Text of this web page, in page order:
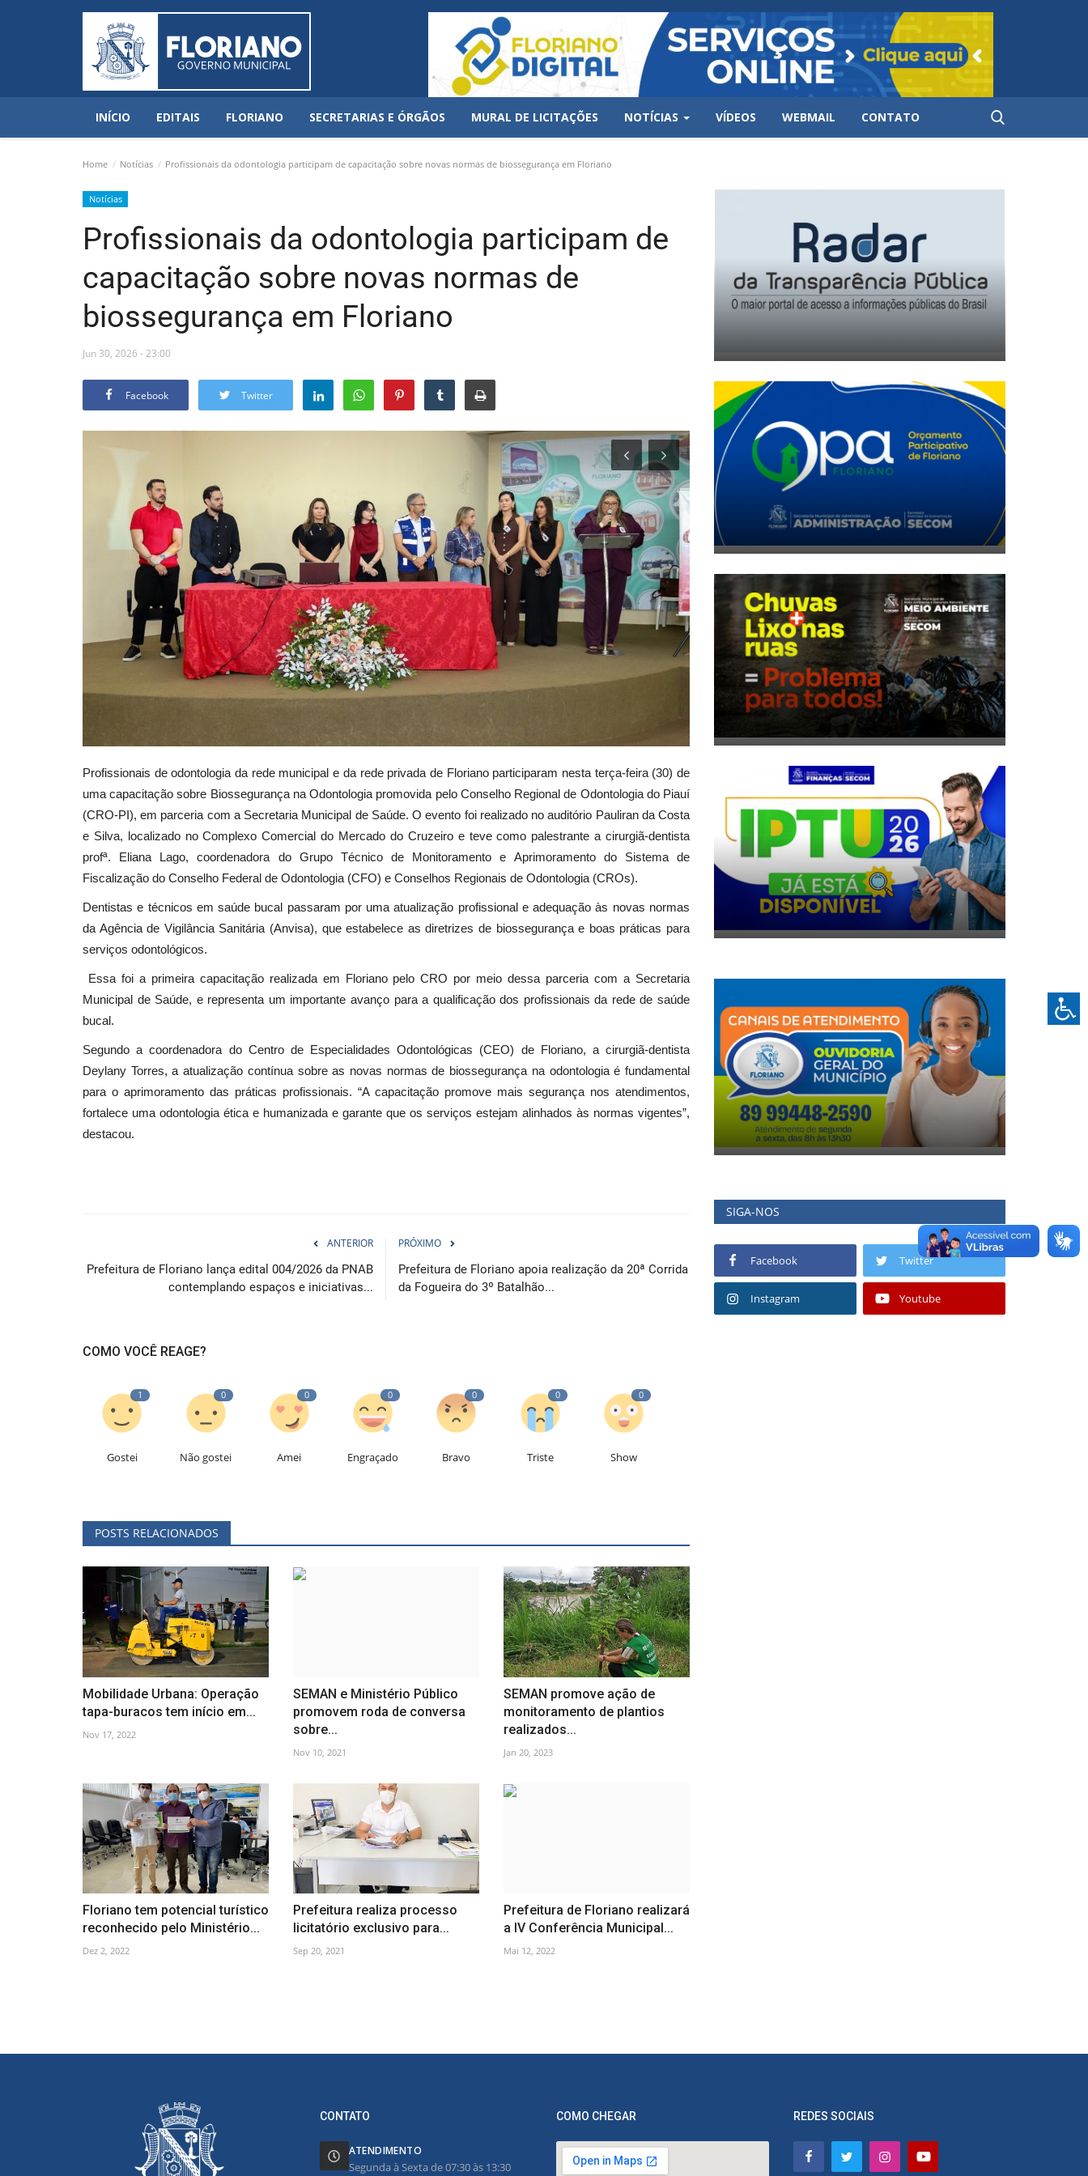
INÍCIO EDITAIS FLORIANO SECRETARIAS E ÓRGÃOS MURAL DE LICITAÇÕES NOTÍCIAS VÍDEOS WEBMAIL CONTATO
Home Notícias Profissionais da odontologia participam de capacitação sobre novas normas de biossegurança em Floriano
Notícias
Profissionais da odontologia participam de
capacitação sobre novas normas de
biossegurança em Floriano
Jun 30, 2026 - 23:00
Facebook Twitter
Profissionais de odontologia da rede municipal e da rede privada de Floriano participaram nesta terça-feira (30) de
uma capacitação sobre Biossegurança na Odontologia promovida pelo Conselho Regional de Odontologia do Piauí
(CRO-PI), em parceria com a Secretaria Municipal de Saúde. O evento foi realizado no auditório Pauliran da Costa
e Silva, localizado no Complexo Comercial do Mercado do Cruzeiro e teve como palestrante a cirurgiã-dentista
profª. Eliana Lago, coordenadora do Grupo Técnico de Monitoramento e Aprimoramento do Sistema de
Fiscalização do Conselho Federal de Odontologia (CFO) e Conselhos Regionais de Odontologia (CROs).
Dentistas e técnicos em saúde bucal passaram por uma atualização profissional e adequação às novas normas
da Agência de Vigilância Sanitária (Anvisa), que estabelece as diretrizes de biossegurança e boas práticas para
serviços odontológicos.
Essa foi a primeira capacitação realizada em Floriano pelo CRO por meio dessa parceria com a Secretaria
Municipal de Saúde, e representa um importante avanço para a qualificação dos profissionais da rede de saúde
bucal.
Segundo a coordenadora do Centro de Especialidades Odontológicas (CEO) de Floriano, a cirurgiã-dentista
Deylany Torres, a atualização contínua sobre as novas normas de biossegurança na odontologia é fundamental
para o aprimoramento das práticas profissionais. “A capacitação promove mais segurança nos atendimentos,
fortalece uma odontologia ética e humanizada e garante que os serviços estejam alinhados às normas vigentes”,
destacou.
ANTERIOR
Prefeitura de Floriano lança edital 004/2026 da PNAB
contemplando espaços e iniciativas...
PRÓXIMO
Prefeitura de Floriano apoia realização da 20ª Corrida
da Fogueira do 3º Batalhão...
COMO VOCÊ REAGE?
1
Gostei
0
Não gostei
0
Amei
0
Engraçado
0
Bravo
0
Triste
0
Show
POSTS RELACIONADOS
Mobilidade Urbana: Operação
tapa-buracos tem início em...
Nov 17, 2022
SEMAN e Ministério Público
promovem roda de conversa
sobre...
Nov 10, 2021
SEMAN promove ação de
monitoramento de plantios
realizados...
Jan 20, 2023
Floriano tem potencial turístico
reconhecido pelo Ministério...
Dez 2, 2022
Prefeitura realiza processo
licitatório exclusivo para...
Sep 20, 2021
Prefeitura de Floriano realizará
a IV Conferência Municipal...
Mai 12, 2022
SIGA-NOS
Facebook Twitter
Instagram Youtube
CONTATO
ATENDIMENTO
Segunda à Sexta de 07:30 às 13:30
COMO CHEGAR REDES SOCIAIS